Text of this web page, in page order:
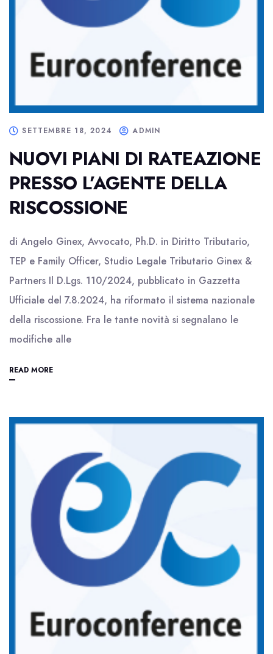
SETTEMBRE 18, 2024 ADMIN
NUOVI PIANI DI RATEAZIONE
PRESSO L’AGENTE DELLA
RISCOSSIONE
di Angelo Ginex, Avvocato, Ph.D. in Diritto Tributario,
TEP e Family Officer, Studio Legale Tributario Ginex &
Partners Il D.Lgs. 110/2024, pubblicato in Gazzetta
Ufficiale del 7.8.2024, ha riformato il sistema nazionale
della riscossione. Fra le tante novità si segnalano le
modifiche alle
READ MORE